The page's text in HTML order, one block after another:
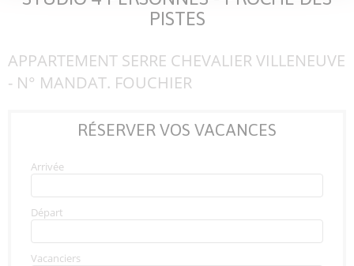
PISTES
APPARTEMENT SERRE CHEVALIER VILLENEUVE
- N° MANDAT. FOUCHIER
RÉSERVER VOS VACANCES
Arrivée
Départ
Vacanciers